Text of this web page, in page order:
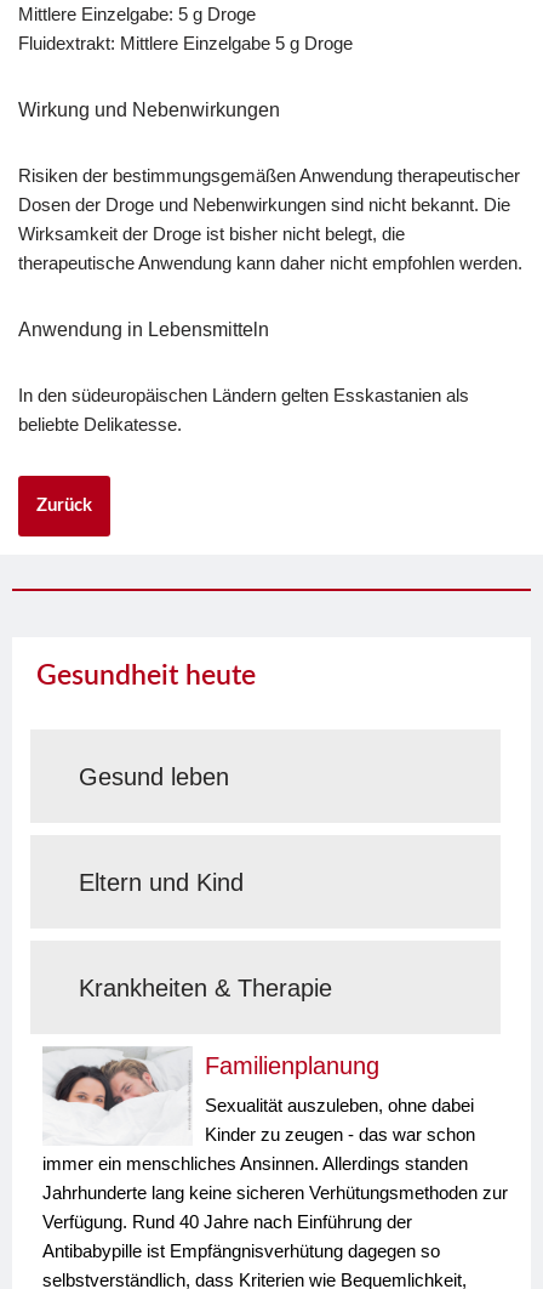
Mittlere Einzelgabe: 5 g Droge
Fluidextrakt: Mittlere Einzelgabe 5 g Droge
Wirkung und Nebenwirkungen
Risiken der bestimmungsgemäßen Anwendung therapeutischer
Dosen der Droge und Nebenwirkungen sind nicht bekannt. Die
Wirksamkeit der Droge ist bisher nicht belegt, die
therapeutische Anwendung kann daher nicht empfohlen werden.
Anwendung in Lebensmitteln
In den südeuropäischen Ländern gelten Esskastanien als
beliebte Delikatesse.
Zurück
Gesundheit heute
Gesund leben
Eltern und Kind
Krankheiten & Therapie
Familienplanung
Sexualität auszuleben, ohne dabei
Kinder zu zeugen - das war schon
immer ein menschliches Ansinnen. Allerdings standen
Jahrhunderte lang keine sicheren Verhütungsmethoden zur
Verfügung. Rund 40 Jahre nach Einführung der
Antibabypille ist Empfängnisverhütung dagegen so
selbstverständlich, dass Kriterien wie Bequemlichkeit,